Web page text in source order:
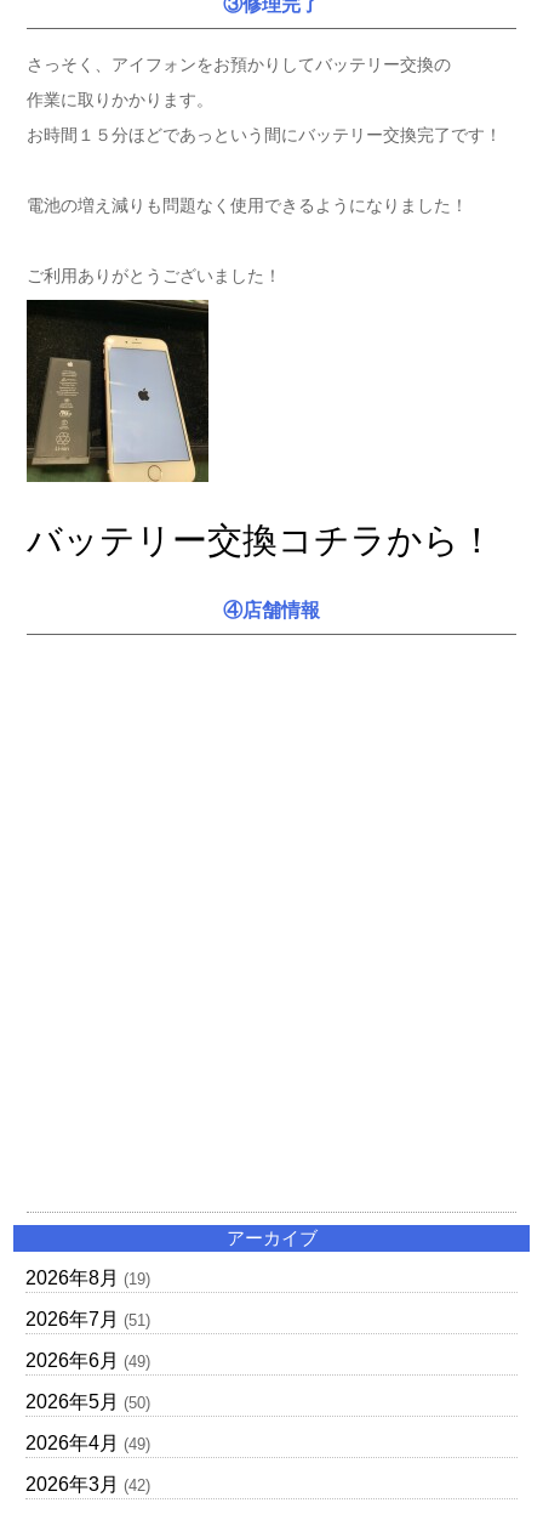
③修理完了
さっそく、アイフォンをお預かりしてバッテリー交換の
作業に取りかかります。
お時間１５分ほどであっという間にバッテリー交換完了です！
電池の増え減りも問題なく使用できるようになりました！
ご利用ありがとうございました！
バッテリー交換コチラから！
④店舗情報
アーカイブ
2026年8月 (19)
2026年7月 (51)
2026年6月 (49)
2026年5月 (50)
2026年4月 (49)
2026年3月 (42)